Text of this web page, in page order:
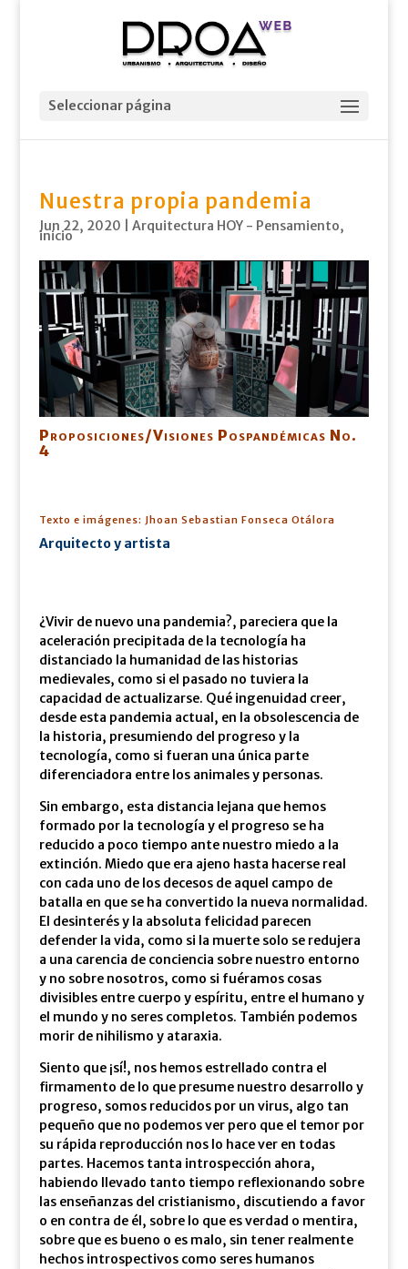
Seleccionar página
Nuestra propia pandemia
Jun 22, 2020 Arquitectura HOY - Pensamiento,
inicio
Proposiciones/Visiones Pospandémicas No.
4
Texto e imágenes: Jhoan Sebastian Fonseca Otálora
Arquitecto y artista
¿Vivir de nuevo una pandemia?, pareciera que la
aceleración precipitada de la tecnología ha
distanciado la humanidad de las historias
medievales, como si el pasado no tuviera la
capacidad de actualizarse. Qué ingenuidad creer,
desde esta pandemia actual, en la obsolescencia de
la historia, presumiendo del progreso y la
tecnología, como si fueran una única parte
diferenciadora entre los animales y personas.
Sin embargo, esta distancia lejana que hemos
formado por la tecnología y el progreso se ha
reducido a poco tiempo ante nuestro miedo a la
extinción. Miedo que era ajeno hasta hacerse real
con cada uno de los decesos de aquel campo de
batalla en que se ha convertido la nueva normalidad.
El desinterés y la absoluta felicidad parecen
defender la vida, como si la muerte solo se redujera
a una carencia de conciencia sobre nuestro entorno
y no sobre nosotros, como si fuéramos cosas
divisibles entre cuerpo y espíritu, entre el humano y
el mundo y no seres completos. También podemos
morir de nihilismo y ataraxia.
Siento que ¡sí!, nos hemos estrellado contra el
firmamento de lo que presume nuestro desarrollo y
progreso, somos reducidos por un virus, algo tan
pequeño que no podemos ver pero que el temor por
su rápida reproducción nos lo hace ver en todas
partes. Hacemos tanta introspección ahora,
habiendo llevado tanto tiempo reflexionando sobre
las enseñanzas del cristianismo, discutiendo a favor
o en contra de él, sobre lo que es verdad o mentira,
sobre que es bueno o es malo, sin tener realmente
hechos introspectivos como seres humanos